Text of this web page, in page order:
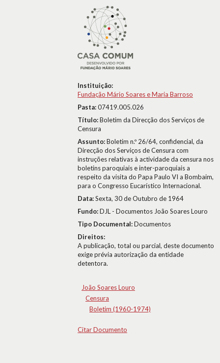
Instituição:
Fundação Mário Soares e Maria Barroso
Pasta:07419.005.026
Título:Boletim da Direcção dos Serviços de
Censura
Assunto:Boletim n.º 26/64, confidencial, da
Direcção dos Serviços de Censura com
instruções relativas à actividade da censura nos
boletins paroquiais e inter-paroquiais a
respeito da visita do Papa Paulo VI a Bombaim,
para o Congresso Eucarístico Internacional.
Data:Sexta, 30 de Outubro de 1964
Fundo:DJL - Documentos João Soares Louro
Tipo Documental:Documentos
Direitos:
A publicação, total ou parcial, deste documento
exige prévia autorização da entidade
detentora.
João Soares Louro
Censura
Boletim (1960-1974)
Citar Documento